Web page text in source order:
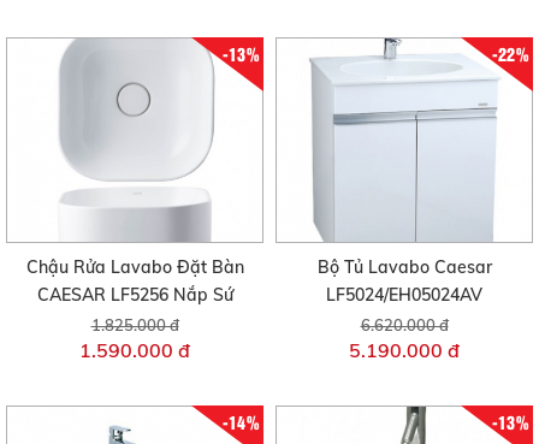
-13%
Chậu Rửa Lavabo Đặt Bàn
CAESAR LF5256 Nắp Sứ
1.825.000 đ
1.590.000 đ
-22%
Bộ Tủ Lavabo Caesar
LF5024/EH05024AV
6.620.000 đ
5.190.000 đ
-14% -13%